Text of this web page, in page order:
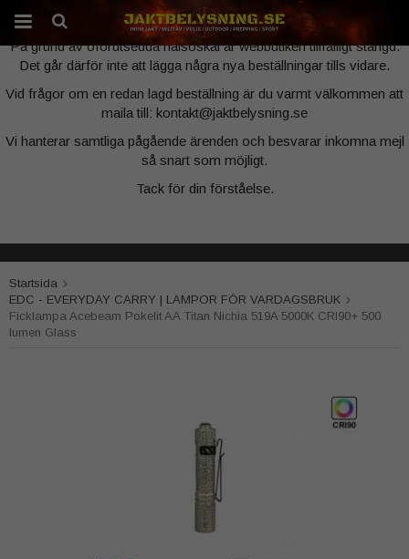
Webbutiken är tillfälligt stängd
På grund av oförutsedda hälsoskäl är webbutiken tillfälligt stängd.
Det går därför inte att lägga några nya beställningar tills vidare.
Vid frågor om en redan lagd beställning är du varmt välkommen att
maila till: kontakt@jaktbelysning.se
Vi hanterar samtliga pågående ärenden och besvarar inkomna mejl
så snart som möjligt.
Tack för din förståelse.
Startsida
EDC - EVERYDAY CARRY | LAMPOR FÖR VARDAGSBRUK
Ficklampa Acebeam Pokelit AA Titan Nichia 519A 5000K CRI90+ 500
lumen Glass